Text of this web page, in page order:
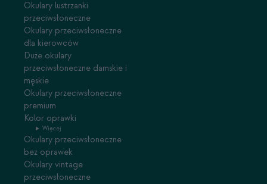
Okulary lustrzanki
przeciwsłoneczne
Okulary przeciwsłoneczne
dla kierowców
Duże okulary
przeciwsłoneczne damskie i
męskie
Okulary przeciwsłoneczne
premium
Kolor oprawki
Więcej
Okulary przeciwsłoneczne
bez oprawek
Okulary vintage
przeciwsłoneczne